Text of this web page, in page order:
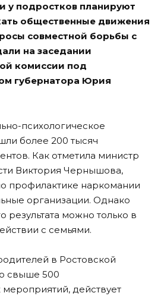
у подростков планируют
общественные движения
совместной борьбы с
на заседании
комиссии под
губернатора Юрия
психологическое
более 200 тысяч
Как отметила министр
Виктория Чернышова,
профилактике наркомании
организации. Однако
результата можно только в
с семьями.
в Ростовской
свыше 500
действует